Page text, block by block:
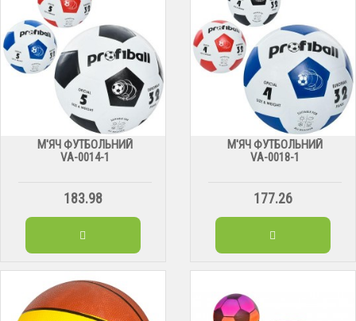
М'ЯЧ ФУТБОЛЬНИЙ
VА-0014-1
183.98
М'ЯЧ ФУТБОЛЬНИЙ
VА-0018-1
177.26